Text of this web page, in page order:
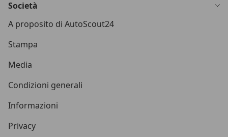
Società
A proposito di AutoScout24
Stampa
Media
Condizioni generali
Informazioni
Privacy